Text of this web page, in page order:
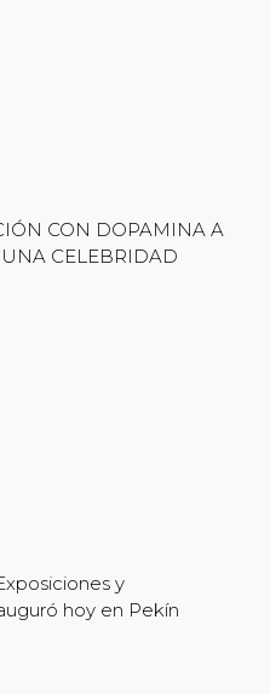
CON DOPAMINA A
CELEBRIDAD
y
hoy en Pekín